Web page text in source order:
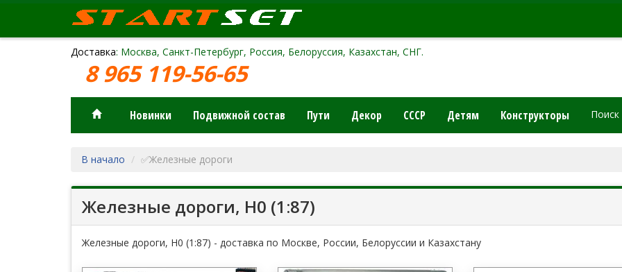
Доставка: Москва, Санкт-Петербург, Россия, Белоруссия, Казахстан, СНГ.
8 965 119-56-65
Новинки Подвижной состав Пути Декор СССР Детям Конструкторы Поиск
В начало ✅Железные дороги
Железные дороги, H0 (1:87)
Железные дороги, H0 (1:87) - доставка по Москве, России, Белоруссии и Казахстану